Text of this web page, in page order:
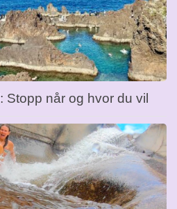
Stopp når og hvor du vil